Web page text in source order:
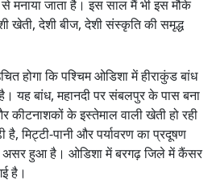
से मनाया जाता है। इस साल मैं भी इस मौके
खेती, देशी बीज, देशी संस्कृति की समृद्ध
होगा कि पश्चिम ओडिशा में हीराकुंड बांध
यह बांध, महानदी पर संबलपुर के पास बना
कीटनाशकों के इस्तेमाल वाली खेती हो रही
मिट्टी-पानी और पर्यावरण का प्रदूषण
असर हुआ है। ओडिशा में बरगढ़ जिले में कैंसर
है।